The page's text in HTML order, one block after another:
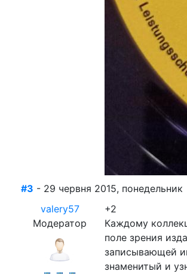
#3 - 29 червня 2015, понедельник
valery57
Модератор
+2
Каждому
поле зрения
записывающей
знаменитый и